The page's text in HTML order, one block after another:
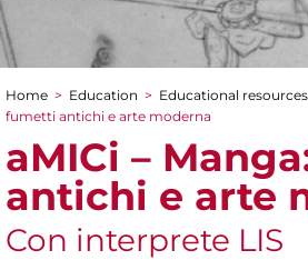
You are here
Home > Education > Educational
fumetti antichi e arte moderna
aMICi –
antichi e arte
Con interprete LIS